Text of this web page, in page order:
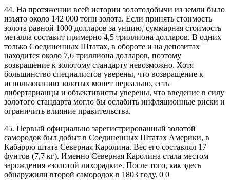
44. На протяжении всей истории золотодобычи из земли было
изъято около 142 000 тонн золота. Если принять стоимость
золота равной 1000 долларов за унцию, суммарная стоимость
металла составит примерно 4,5 триллиона долларов. В одних
только Соединенных Штатах, в обороте и на депозитах
находится около 7,6 триллиона долларов, поэтому
возвращение к золотому стандарту невозможно. Хотя
большинство специалистов уверены, что возвращение к
использованию золотых монет нереально, есть
либертарианцы и объективисты уверены, что введение в силу
золотого стандарта могло бы ослабить инфляционные риски и
ограничить влияние правительства.
45. Первый официально зарегистрированный золотой
самородок был добыт в Соединенных Штатах Америки, в
Кабаррю штата Северная Каролина. Вес его составлял 17
фунтов (7,7 кг). Именно Северная Каролина стала местом
зарождения «золотой лихорадки». После того, как здесь
обнаружили второй самородок в 1803 году. 0 0